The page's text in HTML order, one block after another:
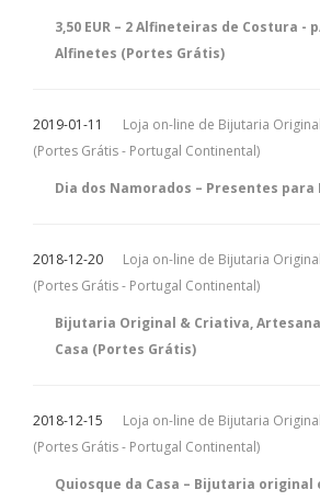
3,50 EUR – 2 Alfineteiras de Costura -
Alfinetes (Portes Grátis)
2019-01-11 Loja on-line de Bijutaria
(Portes Grátis - Portugal Continental)
Dia dos Namorados – Presentes para
2018-12-20 Loja on-line de Bijutaria
(Portes Grátis - Portugal Continental)
Bijutaria Original & Criativa,
Casa (Portes Grátis)
2018-12-15 Loja on-line de Bijutaria
(Portes Grátis - Portugal Continental)
Quiosque da Casa – Bijutaria original